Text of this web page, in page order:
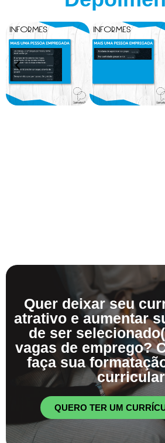
Quer deixar seu
atrativo e aumentar
de ser
vagas de emprego?
faça sua
curricular
QUERO TER UM